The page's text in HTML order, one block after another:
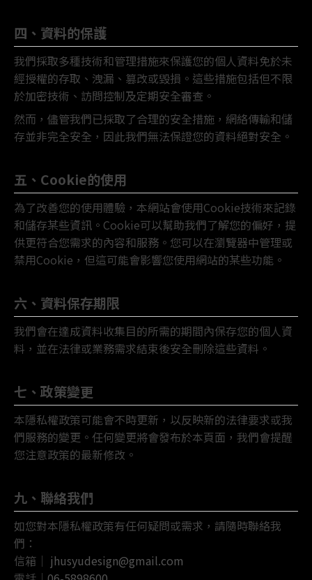
四、資料的保護
我們採取多種技術和管理措施來保護您的個人資料免於未
經授權的存取、洩漏、篡改或毀損。這些措施包括但不限
於加密技術、訪問控制及定期安全審查。
然而，儘管我們已採取了合理的安全措施，網絡傳輸和儲
存並非完全安全，因此我們無法保證您的資料絕對安全。
五、Cookie的使用
為了改善您的使用體驗，本網站會使用Cookie技術來記錄
和儲存某些資訊。Cookie可以幫助我們了解您的偏好，提
供更符合您需求的內容和服務。您可以在瀏覽器中管理或
禁用Cookie，但這可能會影響您使用網站的某些功能。
六、資料保存期限
我們會在達成資料收集目的所需的期間內保存您的個人資
料，並在法律或業務需求結束後安全刪除這些資料。
七、政策變更
本隱私權政策可能會不時更新，以反映新的法律要求或我
們服務的變更。任何變更將會發布於本頁面，我們會提醒
您注意政策的最新修改。
九、聯絡我們
如您對本隱私權政策有任何疑問或需求，請隨時聯絡我
們：
信箱｜ jhusyudesign@gmail.com